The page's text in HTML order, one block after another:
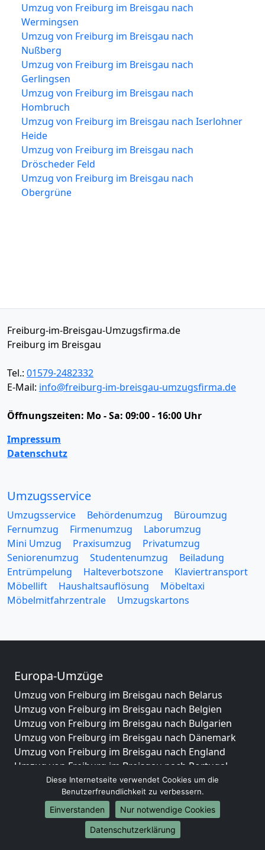
Umzug von Freiburg im Breisgau nach
Wermingsen
Umzug von Freiburg im Breisgau nach
Nußberg
Umzug von Freiburg im Breisgau nach
Gerlingsen
Umzug von Freiburg im Breisgau nach
Hombruch
Umzug von Freiburg im Breisgau nach Iserlohner
Heide
Umzug von Freiburg im Breisgau nach
Dröscheder Feld
Umzug von Freiburg im Breisgau nach
Obergrüne
Freiburg-im-Breisgau-Umzugsfirma.de
Freiburg im Breisgau
Tel.: 01579-2482332
E-Mail: info@freiburg-im-breisgau-umzugsfirma.de
Öffnungszeiten: Mo - Sa: 09:00 - 16:00 Uhr
Impressum
Datenschutz
Umzugsservice
Umzugsservice Behördenumzug
Büroumzug
Fernumzug
Firmenumzug
Laborumzug
Mini Umzug
Praxisumzug
Privatumzug
Seniorenumzug
Studentenumzug
Beiladung
Entrümpelung
Halteverbotszone
Klaviertransport
Möbellift
Haushaltsauflösung
Möbeltaxi
Möbelmitfahrzentrale
Umzugskartons
Europa-Umzüge
Umzug von Freiburg im Breisgau nach Belarus
Umzug von Freiburg im Breisgau nach Belgien
Umzug von Freiburg im Breisgau nach Bulgarien
Umzug von Freiburg im Breisgau nach Dänemark
Umzug von Freiburg im Breisgau nach England
Umzug von Freiburg im Breisgau nach Portugal
Umzug von Freiburg im Breisgau nach Bosnien
und Herzegowina
Umzug von Freiburg im Breisgau nach Irland
Umzug von Freiburg im Breisgau nach Lettland
Umzug von Freiburg im Breisgau nach Zypern
Diese Internetseite verwendet Cookies um die
Benutzerfreundlichkeit zu verbessern.
Einverstanden
Nur notwendige Cookies
Datenschutzerklärung